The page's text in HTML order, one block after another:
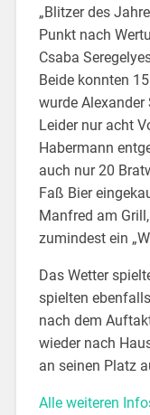
„Blitzer des
Punkt nach
Csaba
Beide konnten
wurde Alexander
Leider nur acht
Habermann
auch nur 20
Faß Bier
Manfred am
zumindest ein
Das Wetter
spielten
nach dem
wieder nach
an seinen Platz
Alle weiteren